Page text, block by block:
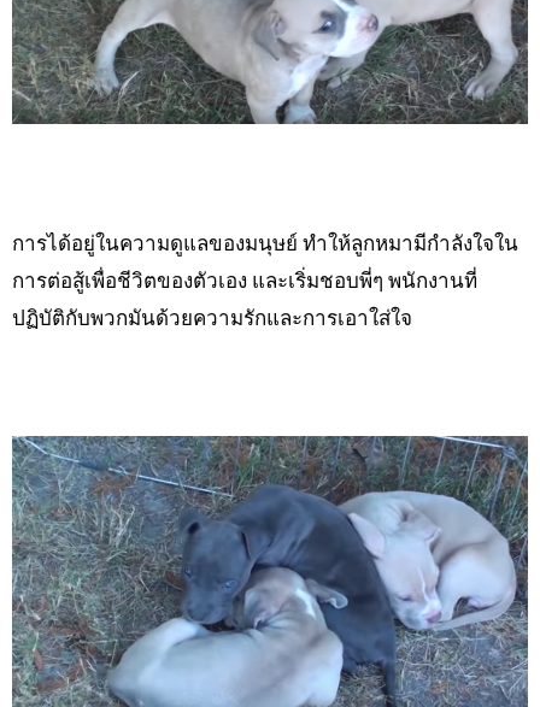
การได้อยู่ในความดูแลของมนุษย์ ทำให้ลูกหมามีกำลังใจใน
การต่อสู้เพื่อชีวิตของตัวเอง และเริ่มชอบพี่ๆ พนักงานที่
ปฏิบัติกับพวกมันด้วยความรักและการเอาใส่ใจ